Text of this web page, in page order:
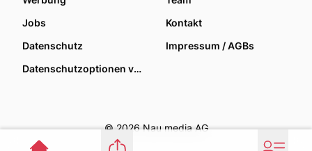
Jobs
Kontakt
Datenschutz
Impressum / AGBs
Datenschutzoptionen verwalten
© 2026 Nau media AG